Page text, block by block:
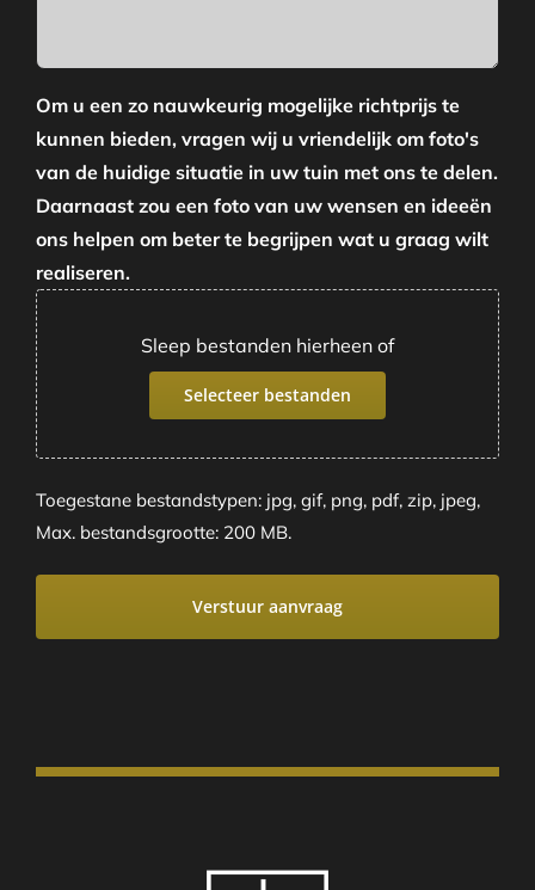
Om u een zo nauwkeurig mogelijke richtprijs te
kunnen bieden, vragen wij u vriendelijk om foto's
van de huidige situatie in uw tuin met ons te delen.
Daarnaast zou een foto van uw wensen en ideeën
ons helpen om beter te begrijpen wat u graag wilt
realiseren.
Sleep bestanden hierheen of
Selecteer bestanden
Toegestane bestandstypen: jpg, gif, png, pdf, zip, jpeg,
Max. bestandsgrootte: 200 MB.